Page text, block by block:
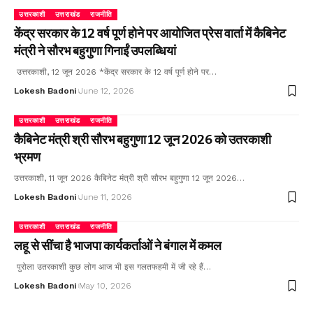
उत्तरकाशी उत्तराखंड राजनीति
केंद्र सरकार के 12 वर्ष पूर्ण होने पर आयोजित प्रेस वार्ता में कैबिनेट
मंत्री ने सौरभ बहुगुणा गिनाईं उपलब्धियां
उत्तरकाशी, 12 जून 2026 *केंद्र सरकार के 12 वर्ष पूर्ण होने पर…
Lokesh Badoni June 12, 2026
उत्तरकाशी उत्तराखंड राजनीति
कैबिनेट मंत्री श्री सौरभ बहुगुणा 12 जून 2026 को उतरकाशी
भ्रमण
उत्तरकाशी, 11 जून 2026 कैबिनेट मंत्री श्री सौरभ बहुगुणा 12 जून 2026…
Lokesh Badoni June 11, 2026
उत्तरकाशी उत्तराखंड राजनीति
लहू से सींचा है भाजपा कार्यकर्ताओं ने बंगाल में कमल
पुरोला उतरकाशी कुछ लोग आज भी इस गलतफहमी में जी रहे हैं…
Lokesh Badoni May 10, 2026